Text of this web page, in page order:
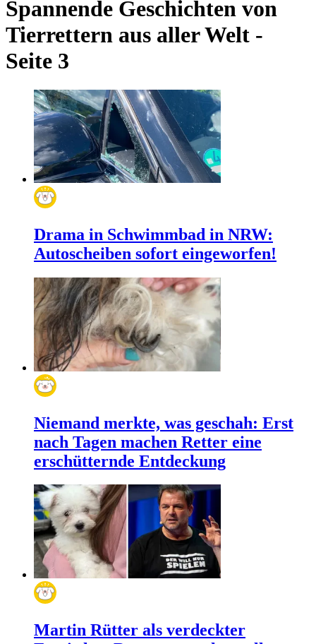
Spannende Geschichten von
Tierrettern aus aller Welt -
Seite 3
Drama in Schwimmbad in NRW:
Autoscheiben sofort eingeworfen!
Niemand merkte, was geschah: Erst
nach Tagen machen Retter eine
erschütternde Entdeckung
Martin Rütter als verdeckter